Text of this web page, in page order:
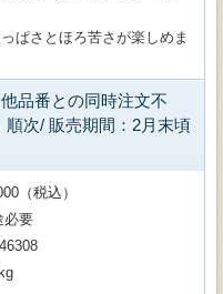
ぱさとほろ苦さが楽しめま
品番との同時注文不
次/ 販売期間：2月末頃
（税込）
必要